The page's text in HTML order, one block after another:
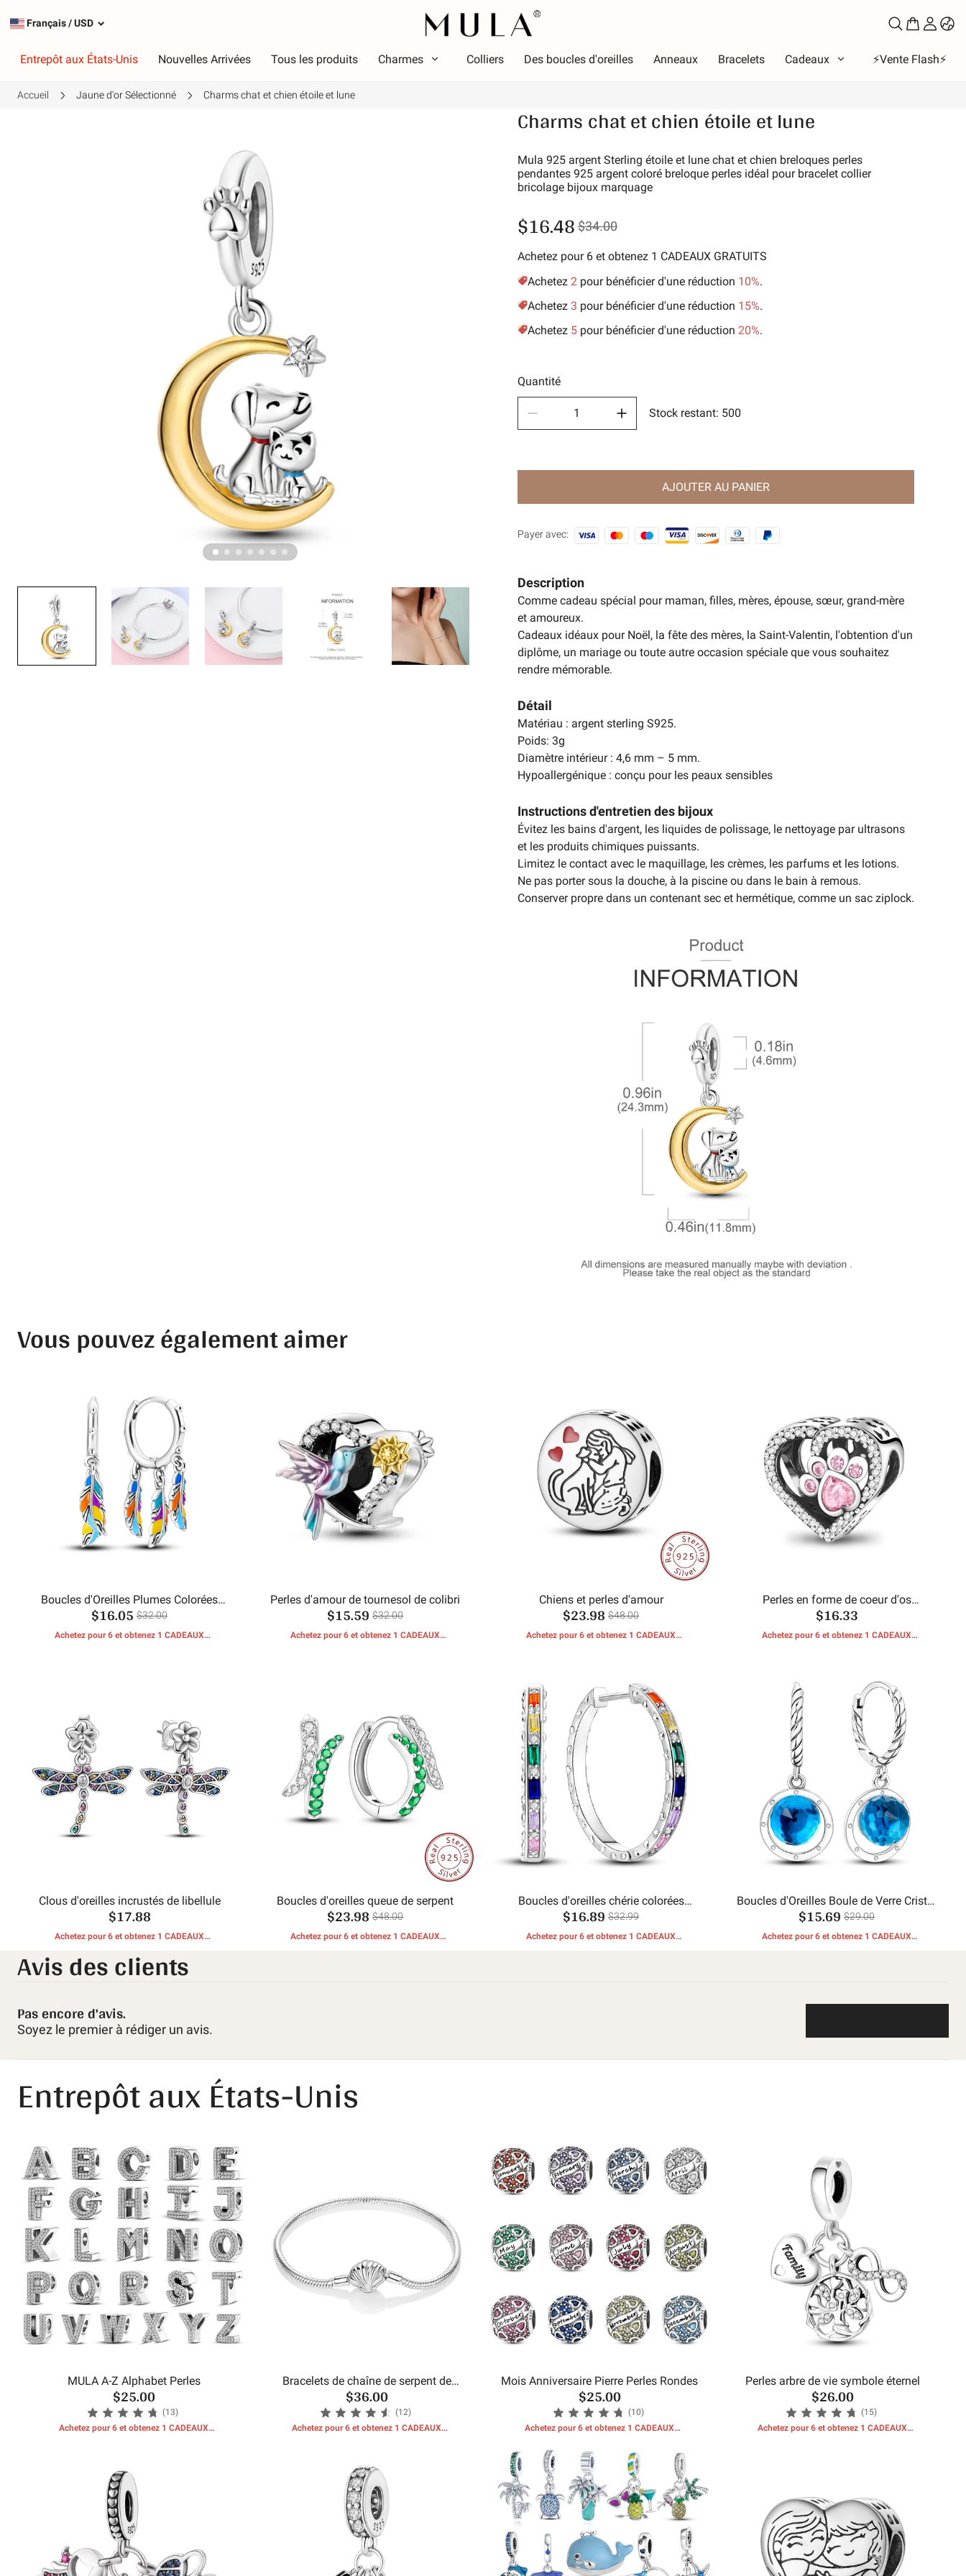
Français/USD
Entrepôt aux États-Unis Nouvelles Arrivées Tous les produits Charmes Colliers Des boucles d'oreilles Anneaux Bracelets Cadeaux ⚡️Vente Flash⚡️
Thème
Lumineux
Alphabet
Symboles de l'amour
Amis de la famille
Animaux et animaux de compagnie
Passe-temps
Accueil Jaune d'or Sélectionné Charms chat et chien étoile et lune
Charms chat et chien étoile et lune
Mula 925 argent Sterling étoile et lune chat et chien breloques perles
pendantes 925 argent coloré breloque perles idéal pour bracelet collier
bricolage bijoux marquage
$16.48 $34.00
Achetez pour 6 et obtenez 1 CADEAUX GRATUITS
Achetez 2 pour bénéficier d'une réduction 10%.
Achetez 3 pour bénéficier d'une réduction 15%.
Achetez 5 pour bénéficier d'une réduction 20%.
Quantité
Stock restant: 500
AJOUTER AU PANIER
Payer avec:
Description
Comme cadeau spécial pour maman, filles, mères, épouse, sœur, grand-mère
et amoureux.
Cadeaux idéaux pour Noël, la fête des mères, la Saint-Valentin, l'obtention d'un
diplôme, un mariage ou toute autre occasion spéciale que vous souhaitez
rendre mémorable.
Détail
Matériau : argent sterling S925.
Poids: 3g
Diamètre intérieur : 4,6 mm – 5 mm.
Hypoallergénique : conçu pour les peaux sensibles
Instructions d'entretien des bijoux
Évitez les bains d'argent, les liquides de polissage, le nettoyage par ultrasons
et les produits chimiques puissants.
Limitez le contact avec le maquillage, les crèmes, les parfums et les lotions.
Ne pas porter sous la douche, à la piscine ou dans le bain à remous.
Conserver propre dans un contenant sec et hermétique, comme un sac ziplock.
Vous pouvez également aimer
Boucles d'Oreilles Plumes Colorées
Attrape Rêves
$16.05 $32.00
Achetez pour 6 et obtenez 1 CADEAUX
Perles d'amour de tournesol de colibri
$15.59 $32.00
Achetez pour 6 et obtenez 1 CADEAUX
Chiens et perles d'amour
$23.98 $48.00
Achetez pour 6 et obtenez 1 CADEAUX
Perles en forme de coeur d'os
d'empreinte de chien
$16.33
Achetez pour 6 et obtenez 1 CADEAUX
Clous d'oreilles incrustés de libellule
$17.88
Achetez pour 6 et obtenez 1 CADEAUX
Boucles d'oreilles queue de serpent
$23.98 $48.00
Achetez pour 6 et obtenez 1 CADEAUX
Boucles d'oreilles chérie colorées
lumineuses
$16.89 $32.99
Achetez pour 6 et obtenez 1 CADEAUX
Boucles d'Oreilles Boule de Verre Cristal
Bleu Mer
$15.69 $29.00
Achetez pour 6 et obtenez 1 CADEAUX
Avis des clients
Pas encore d'avis.
Soyez le premier à rédiger un avis.
Entrepôt aux États-Unis
MULA A-Z Alphabet Perles
$25.00
(13)
Achetez pour 6 et obtenez 1 CADEAUX
Bracelets de chaîne de serpent de
coquillages de mer
$36.00
(12)
Achetez pour 6 et obtenez 1 CADEAUX
Mois Anniversaire Pierre Perles Rondes
$25.00
(10)
Achetez pour 6 et obtenez 1 CADEAUX
Perles arbre de vie symbole éternel
$26.00
(15)
Achetez pour 6 et obtenez 1 CADEAUX